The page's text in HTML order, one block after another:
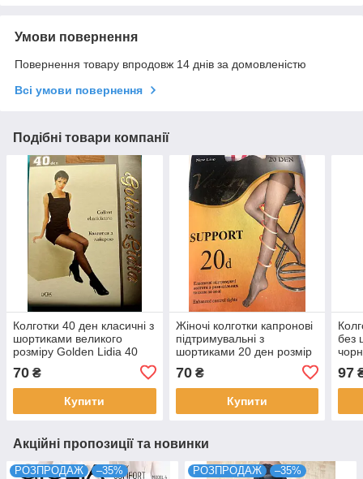
Умови повернення
Повернення товару впродовж 14 днів за домовленістю
Всі умови повернення
Подібні товари компанії
Колготки 40 ден класичні з
шортиками великого
розміру Golden Lidia 40
кольорів розмір 6
70 ₴
Купити
Жіночі колготки капронові
підтримувальні з
шортиками 20 ден розмір
70₴
Купити
без
2 3
97
Акційні пропозиції та новинки
РОЗПРОДАЖ –35% РОЗПРОДАЖ –35%